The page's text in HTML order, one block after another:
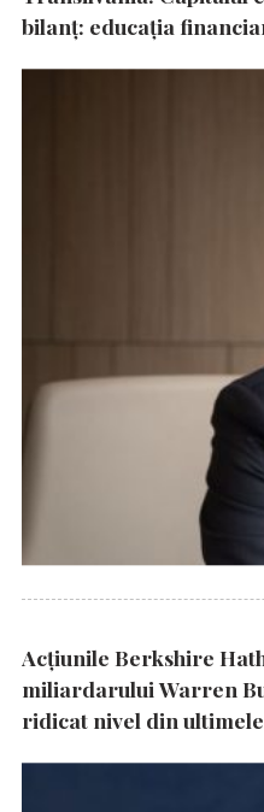
bilanț: educația
Acțiunile Berkshire
miliardarului Warren
ridicat nivel din